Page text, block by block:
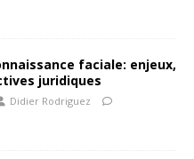
faciale: enjeux,
juridiques
Didier Rodriguez